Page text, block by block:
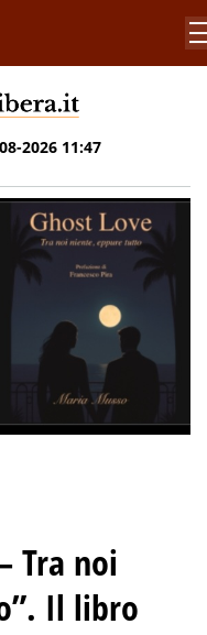
2026 11:47
Tra noi
Il libro